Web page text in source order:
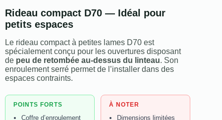
Rideau compact D70 — Idéal pour
petits espaces
Le rideau compact à petites lames D70 est
spécialement conçu pour les ouvertures disposant
de peu de retombée au-dessus du linteau. Son
enroulement serré permet de l’installer dans des
espaces contraints.
POINTS FORTS
Coffre d’enroulement
À NOTER
Dimensions limitées